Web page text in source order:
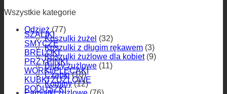
SZALIKI
SMYCZE
BRELOKI
PRZYPINKI
WORKI/PLECAKI
KUBKI ŻUŻLOWE
PODUSZKI
Wszystkie kategorie
Odzież (77)
Koszulki żużel (32)
Koszulki z długim rękawem (3)
Koszulki żużlowe dla kobiet (9)
Bluzy żużlowe (11)
Czapki (10)
Kominy (12)